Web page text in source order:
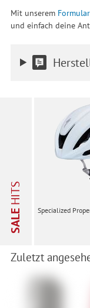
Mit unserem
und einfach deine
SALE
HITS
Specialized
Zuletzt